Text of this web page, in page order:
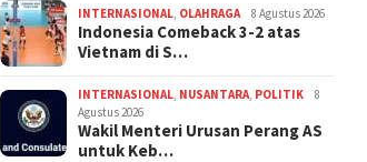
INTERNASIONAL OLAHRAGA 8 Agustus 2026
Indonesia Comeback 3-2 atas
Vietnam di S…
INTERNASIONAL NUSANTARA POLITIK
8
Agustus 2026
Wakil Menteri Urusan Perang AS
untuk Keb…